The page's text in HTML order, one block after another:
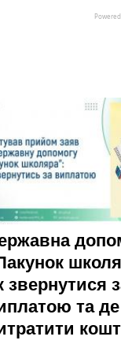
звернутися
та де